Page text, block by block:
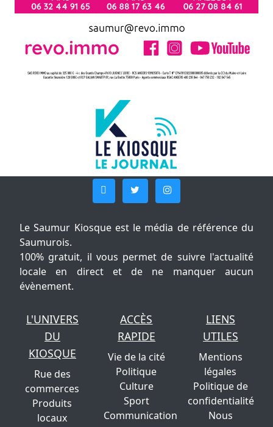
Le Saumur Kiosque est le média de référence du
Saumurois.
100% gratuit, il vous permet de suivre l'actualité
locale en direct et de ne manquer aucun
évènement.
L'UNIVERS
DU
KIOSQUE
Rue des
commerces
Produits
locaux
ACCÈS
RAPIDE
Vie de la cité
Politique
Culture
Sport
Communication
LIENS
UTILES
Mentions
légales
Politique de
confidentialité
Nous